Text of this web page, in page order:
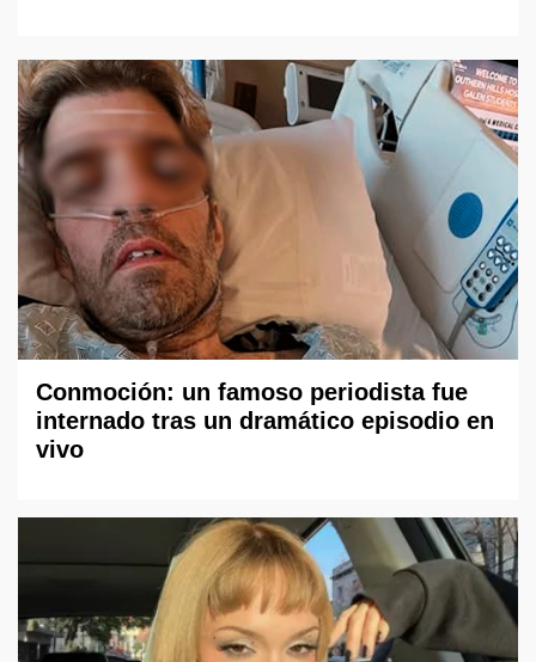
Conmoción: un famoso periodista fue
internado tras un dramático episodio en
vivo